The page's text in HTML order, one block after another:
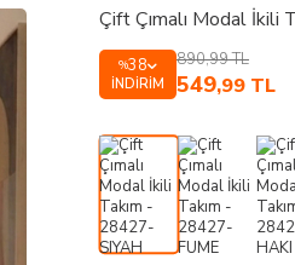
Çift Çımalı Modal İkili
%38
İNDIRIM
890,99TL
549,99 TL